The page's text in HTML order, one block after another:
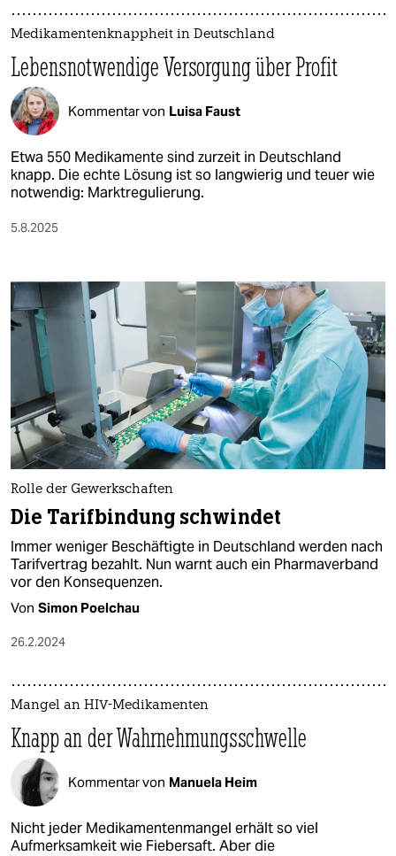
Medikamentenknappheit in Deutschland
Lebensnotwendige Versorgung über Profit
Kommentar von Luisa Faust
Etwa 550 Medikamente sind zurzeit in Deutschland
knapp. Die echte Lösung ist so langwierig und teuer wie
notwendig: Marktregulierung.
5.8.2025
Rolle der Gewerkschaften
Die Tarifbindung schwindet
Immer weniger Beschäftigte in Deutschland werden nach
Tarifvertrag bezahlt. Nun warnt auch ein Pharmaverband
vor den Konsequenzen.
Von Simon Poelchau
26.2.2024
Mangel an HIV-Medikamenten
Knapp an der Wahrnehmungsschwelle
Kommentar von Manuela Heim
Nicht jeder Medikamentenmangel erhält so viel
Aufmerksamkeit wie Fiebersaft. Aber die